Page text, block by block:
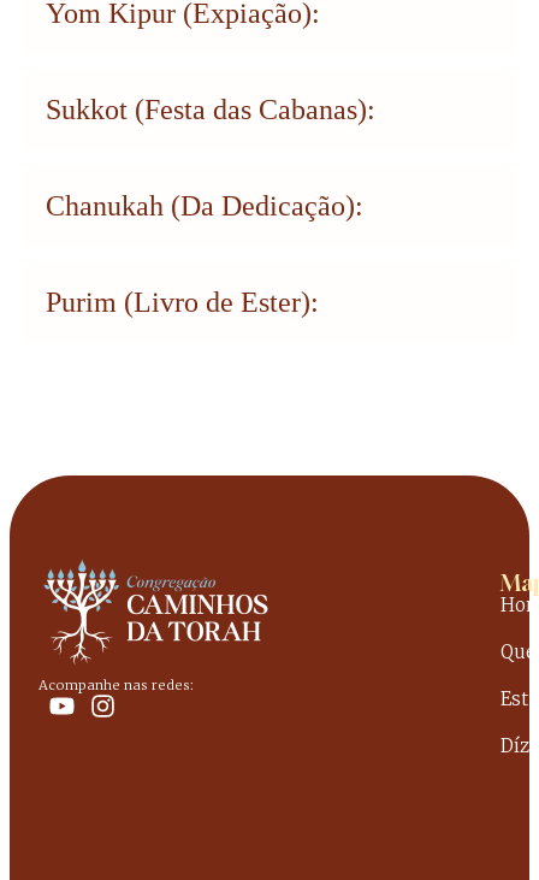
Yom Kipur (Expiação):
Sukkot (Festa das Cabanas):
Chanukah (Da Dedicação):
Purim (Livro de Ester):
Acompanhe nas redes: